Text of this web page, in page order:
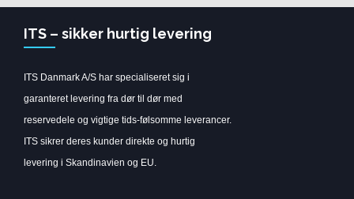
ITS – sikker hurtig levering
ITS Danmark A/S har specialiseret sig i
garanteret levering fra dør til dør med
reservedele og vigtige tids-følsomme leverancer.
ITS sikrer deres kunder direkte og hurtig
levering i Skandinavien og EU.